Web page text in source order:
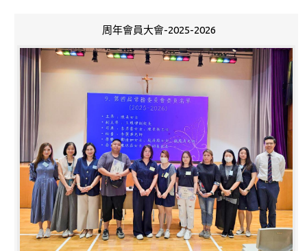
周年會員大會-2025-2026